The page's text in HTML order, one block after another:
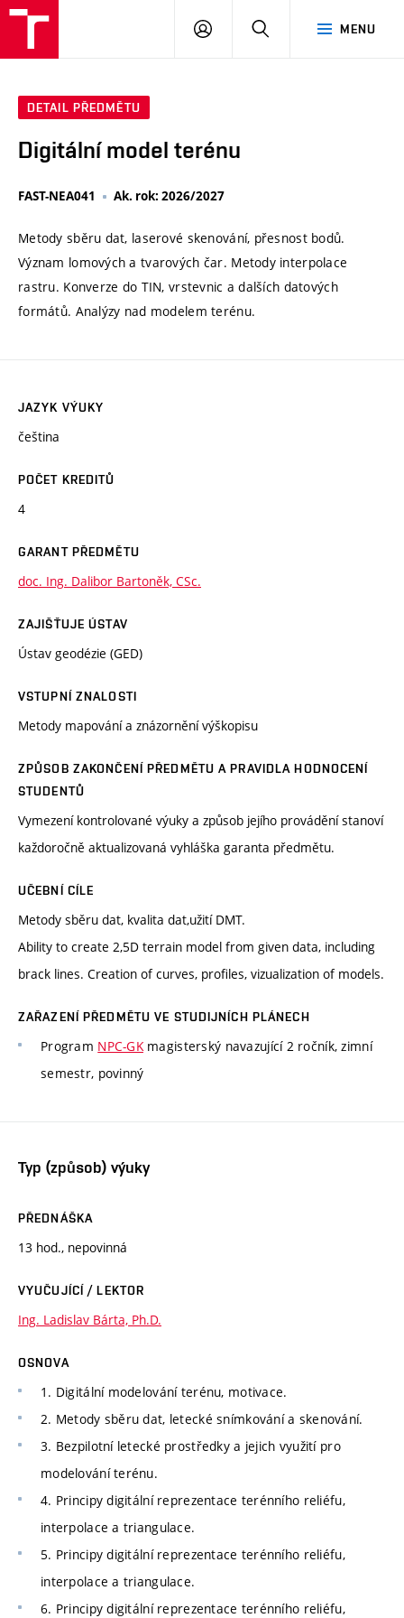
MENU
PŘIHLÁSIT
DETAIL PŘEDMĚTU
Digitální model terénu
FAST-NEA041 Ak. rok: 2026/2027
Metody sběru dat, laserové skenování, přesnost bodů.
Význam lomových a tvarových čar. Metody interpolace
rastru. Konverze do TIN, vrstevnic a dalších datových
formátů. Analýzy nad modelem terénu.
JAZYK VÝUKY
čeština
POČET KREDITŮ
4
GARANT PŘEDMĚTU
doc. Ing. Dalibor Bartoněk, CSc.
ZAJIŠŤUJE ÚSTAV
Ústav geodézie (GED)
VSTUPNÍ ZNALOSTI
Metody mapování a znázornění výškopisu
ZPŮSOB ZAKONČENÍ PŘEDMĚTU A PRAVIDLA HODNOCENÍ
STUDENTŮ
Vymezení kontrolované výuky a způsob jejího provádění stanoví
každoročně aktualizovaná vyhláška garanta předmětu.
UČEBNÍ CÍLE
Metody sběru dat, kvalita dat,užití DMT.
Ability to create 2,5D terrain model from given data, including
brack lines. Creation of curves, profiles, vizualization of models.
ZAŘAZENÍ PŘEDMĚTU VE STUDIJNÍCH PLÁNECH
Program NPC-GKmagisterský navazující 2 ročník, zimní
semestr, povinný
Typ (způsob) výuky
PŘEDNÁŠKA
13 hod., nepovinná
VYUČUJÍCÍ / LEKTOR
Ing. Ladislav Bárta, Ph.D.
OSNOVA
1. Digitální modelování terénu, motivace.
2. Metody sběru dat, letecké snímkování a skenování.
3. Bezpilotní letecké prostředky a jejich využití pro
modelování terénu.
4. Principy digitální reprezentace terénního reliéfu,
interpolace a triangulace.
5. Principy digitální reprezentace terénního reliéfu,
interpolace a triangulace.
6. Principy digitální reprezentace terénního reliéfu,